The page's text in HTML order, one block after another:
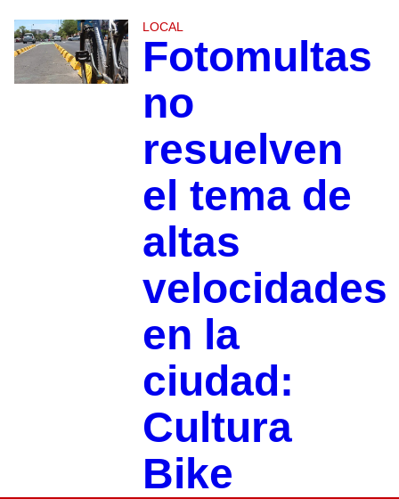
LOCAL
Fotomultas
no
resuelven
el tema de
altas
velocidades
en la
ciudad:
Cultura
Bike